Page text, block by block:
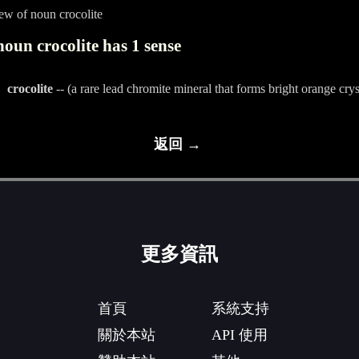
of noun crocolite
crocolite has 1 sense
crocolite-- (a rare lead chromite mineral that forms bright orange
返回 →
更多資訊
首頁
關於本站
系統支持
API 使用